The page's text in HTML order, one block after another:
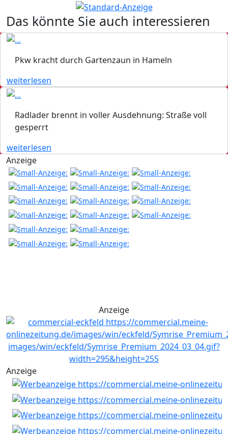
Das könnte Sie auch interessieren
Pkw kracht durch Gartenzaun in Hameln
weiterlesen
Radlader brennt in voller Ausdehnung: Straße voll
gesperrt
weiterlesen
Anzeige
Anzeige
Anzeige